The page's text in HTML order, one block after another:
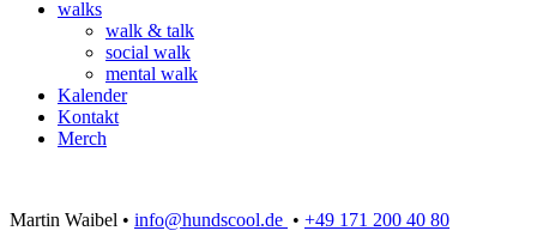
walks
walk & talk
social walk
mental walk
Kalender
Kontakt
Merch
Martin Waibel • info@hundscool.de • +49 171 200 40 80